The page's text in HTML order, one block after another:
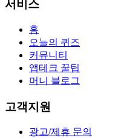
서비스
홈
오늘의 퀴즈
커뮤니티
앱테크 꿀팁
머니 블로그
고객지원
광고/제휴 문의